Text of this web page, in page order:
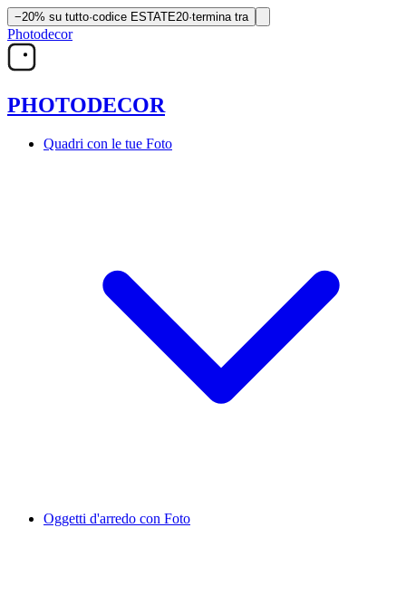
−20% su tutto·codice ESTATE20·termina tra
Photodecor
PHOTODECOR
Quadri con le tue Foto
Oggetti d'arredo con Foto